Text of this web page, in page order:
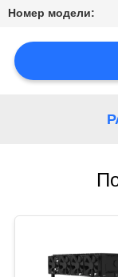
НОВОСТИ
СЛУЧАИ
Номер модели: